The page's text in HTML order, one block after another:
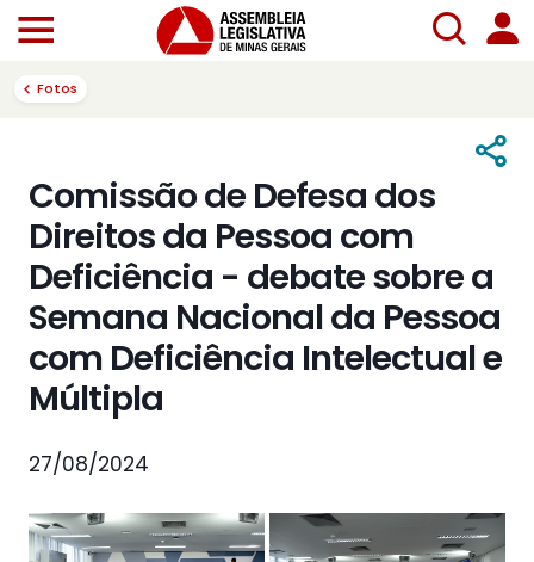
Fotos
Comissão de Defesa dos
Direitos da Pessoa com
Deficiência - debate sobre a
Semana Nacional da Pessoa
com Deficiência Intelectual e
Múltipla
27/08/2024